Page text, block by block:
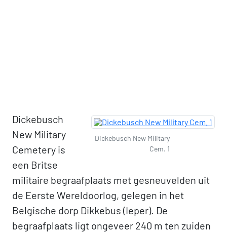
Dickebusch New Military
Cem. 1
Dickebusch
New Military
Cemetery is
een Britse
militaire begraafplaats met gesneuvelden uit
de Eerste Wereldoorlog, gelegen in het
Belgische dorp Dikkebus (Ieper). De
begraafplaats ligt ongeveer 240 m ten zuiden